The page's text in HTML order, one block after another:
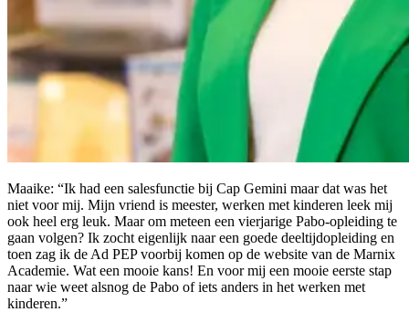
Maaike: “Ik had een salesfunctie bij Cap Gemini maar dat was het
niet voor mij. Mijn vriend is meester, werken met kinderen leek mij
ook heel erg leuk. Maar om meteen een vierjarige Pabo-opleiding te
gaan volgen? Ik zocht eigenlijk naar een goede deeltijdopleiding en
toen zag ik de Ad PEP voorbij komen op de website van de Marnix
Academie. Wat een mooie kans! En voor mij een mooie eerste stap
naar wie weet alsnog de Pabo of iets anders in het werken met
kinderen.”